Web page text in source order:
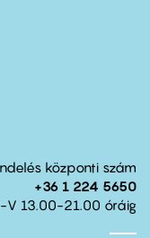
központi szám
+36 1 224 5650
V 13.00-21.00 óráig